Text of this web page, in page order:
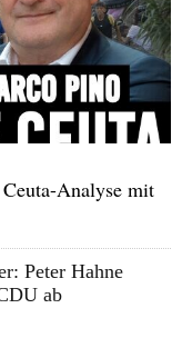
Analyse mit
Peter Hahne
ab